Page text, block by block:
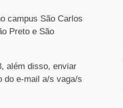
campus São Carlos
Preto e São
além disso, enviar
do e-mail a/s vaga/s